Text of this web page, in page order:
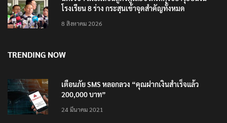
นิติเวชฯ เผยผลชันสูตรผู้เสียชีวิตเหตุใช้อาวุธปืนใน
เตือนภัย SMS หลอกลวง “คุณฝากเงินสำเร็จแล้ว